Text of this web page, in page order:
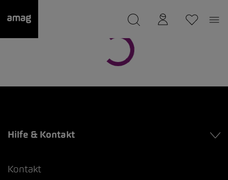
wurde als Ihre Garage gespeichert.
Hilfe & Kontakt
Kontakt